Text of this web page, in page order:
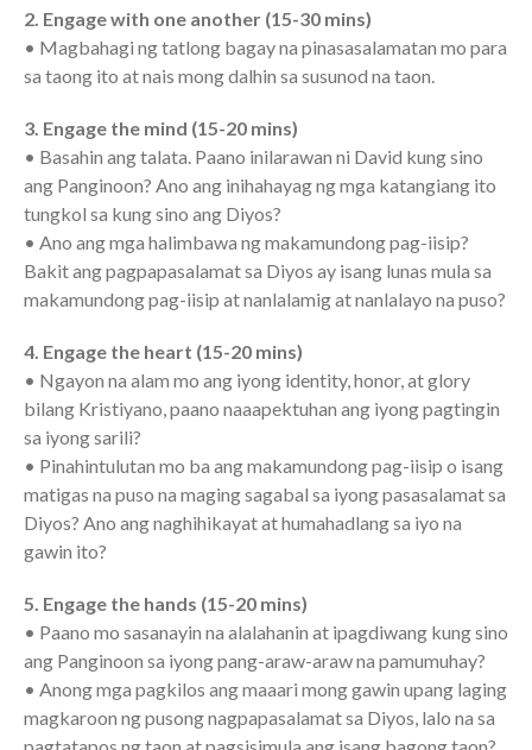
cbcponline on
Soundcloud use your
favorite podcasting app to
Spiritual Drought
Hope For the Discouraged Soul:
Cultivating A Heart That Seeks
God
Just Can’t Get Enough
2. Engage with one another (15-30 mins)
• Magbahagi ng tatlong bagay na pinasasalamatan mo para
sa taong ito at nais mong dalhin sa susunod na taon.
3. Engage the mind (15-20 mins)
• Basahin ang talata. Paano inilarawan ni David kung sino
ang Panginoon? Ano ang inihahayag ng mga katangiang ito
tungkol sa kung sino ang Diyos?
• Ano ang mga halimbawa ng makamundong pag-iisip?
Bakit ang pagpapasalamat sa Diyos ay isang lunas mula sa
makamundong pag-iisip at nanlalamig at nanlalayo na puso?
4. Engage the heart (15-20 mins)
• Ngayon na alam mo ang iyong identity, honor, at glory
bilang Kristiyano, paano naaapektuhan ang iyong pagtingin
sa iyong sarili?
• Pinahintulutan mo ba ang makamundong pag-iisip o isang
matigas na puso na maging sagabal sa iyong pasasalamat sa
Diyos? Ano ang naghihikayat at humahadlang sa iyo na
gawin ito?
5. Engage the hands (15-20 mins)
• Paano mo sasanayin na alalahanin at ipagdiwang kung sino
ang Panginoon sa iyong pang-araw-araw na pamumuhay?
• Anong mga pagkilos ang maaari mong gawin upang laging
magkaroon ng pusong nagpapasalamat sa Diyos, lalo na sa